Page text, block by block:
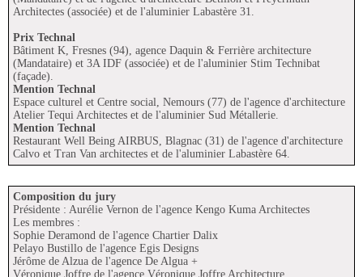
Architectes (associée) et de l'aluminier Labastère 31.
Prix Technal
Bâtiment K, Fresnes (94), agence Daquin & Ferrière architecture
(Mandataire) et 3A IDF (associée) et de l'aluminier Stim Technibat
(façade).
Mention Technal
Espace culturel et Centre social, Nemours (77) de l'agence d'architecture
Atelier Tequi Architectes et de l'aluminier Sud Métallerie.
Mention Technal
Restaurant Well Being AIRBUS, Blagnac (31) de l'agence d'architecture
Calvo et Tran Van architectes et de l'aluminier Labastère 64.
Composition du jury
Présidente : Aurélie Vernon de l'agence Kengo Kuma Architectes
Les membres :
Sophie Deramond de l'agence Chartier Dalix
Pelayo Bustillo de l'agence Egis Designs
Jérôme de Alzua de l'agence De Algua +
Véronique Joffre de l'agence Véronique Joffre Architecture